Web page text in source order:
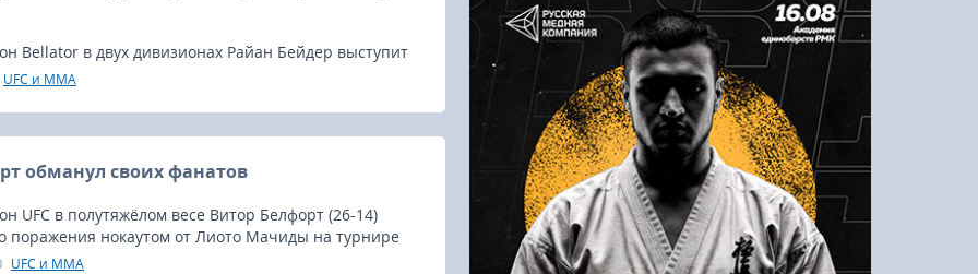
Bellator в двух дивизионах Райан Бейдер выступит
турнире Rizin, который пройдет в японском
UFC и MMA
обманул своих фанатов
UFC в полутяжёлом весе Витор Белфорт (26-14)
поражения нокаутом от Лиото Мачиды на турнире
года, что это будет его последний бой.
UFC и MMA
Логин:
Пароль
Войти
Напомнить пароль